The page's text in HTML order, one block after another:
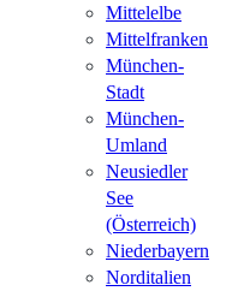
Mittelelbe
Mittelfranken
München-
Stadt
München-
Umland
Neusiedler
See
(Österreich)
Niederbayern
Norditalien